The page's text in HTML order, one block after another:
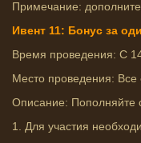
Примечание:
Ивент 11: Бонус за
Время проведения: С
Место проведения: Все
Описание: Пополняйте
1. Для участия